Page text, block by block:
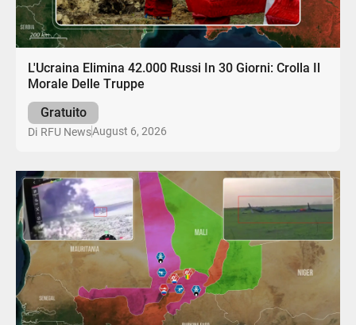
L'Ucraina Elimina 42.000 Russi In 30 Giorni: Crolla Il
Morale Delle Truppe
Gratuito
Di RFU NewsAugust 6, 2026